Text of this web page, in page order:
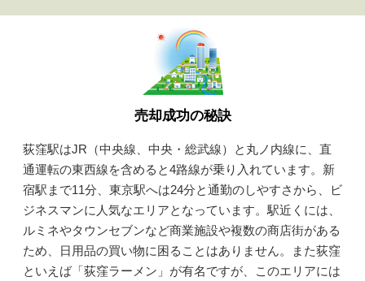
売却成功の秘訣
荻窪駅はJR（中央線、中央・総武線）と丸ノ内線に、直
通運転の東西線を含めると4路線が乗り入れています。新
宿駅まで11分、東京駅へは24分と通勤のしやすさから、ビ
ジネスマンに人気なエリアとなっています。駅近くには、
ルミネやタウンセブンなど商業施設や複数の商店街がある
ため、日用品の買い物に困ることはありません。また荻窪
といえば「荻窪ラーメン」が有名ですが、このエリアには